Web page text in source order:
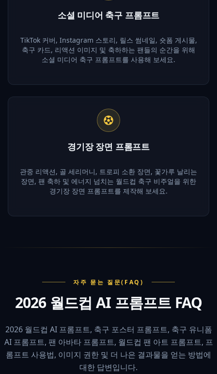
소셜 미디어 축구 프롬프트
TikTok 커버, Instagram 스토리, 릴스 썸네일, 숏폼 게시물,
축구 카드, 리액션 이미지 및 축하하는 팬들의 순간을 위해
소셜 미디어 축구 프롬프트를 사용해 보세요.
경기장 장면 프롬프트
관중 리액션, 골 세리머니, 트로피 소환 장면, 꽃가루 날리는
장면, 팬 축하 및 에너지 넘치는 월드컵 축구 비주얼을 위한
경기장 장면 프롬프트를 제작해 보세요.
자주 묻는 질문(FAQ)
2026 월드컵 AI 프롬프트 FAQ
2026 월드컵 AI 프롬프트, 축구 포스터 프롬프트, 축구 유니폼
AI 프롬프트, 팬 아바타 프롬프트, 월드컵 팬 아트 프롬프트, 프
롬프트 사용법, 이미지 권한 및 더 나은 결과물을 얻는 방법에
대한 답변입니다.